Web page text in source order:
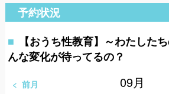
予約状況
【おうち性教育】～わたした
んな変化が待ってるの？
前月 09月